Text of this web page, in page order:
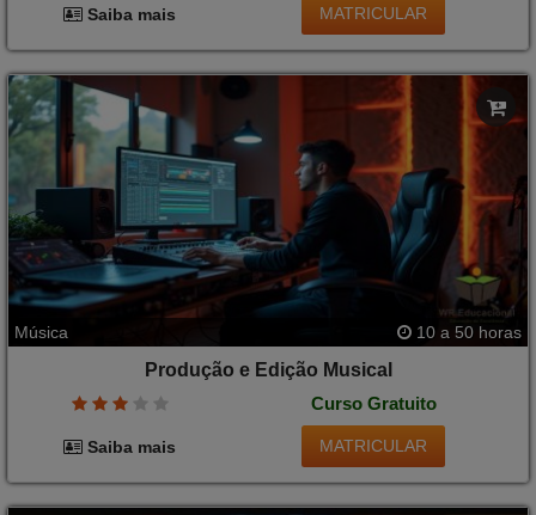
Saiba mais MATRICULAR
Música 10 a 50 horas
Produção e Edição Musical
Curso Gratuito
Saiba mais MATRICULAR